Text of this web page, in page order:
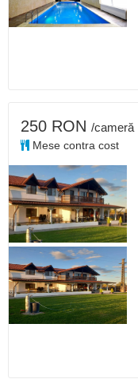
250 RON /cameră
Mese contra cost